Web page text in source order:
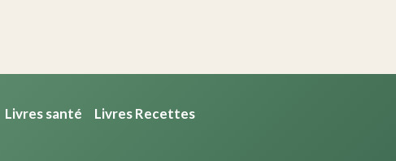
Livres santé Livres Recettes